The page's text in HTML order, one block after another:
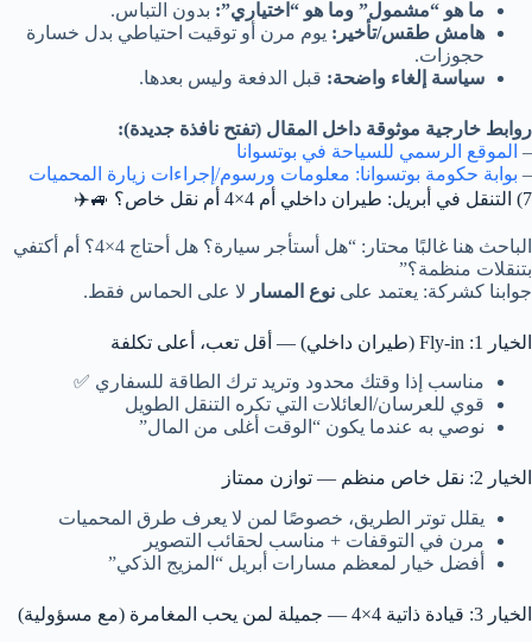
ما هو “مشمول” وما هو “اختياري”: بدون التباس.
هامش طقس/تأخير: يوم مرن أو توقيت احتياطي بدل خسارة
حجوزات.
سياسة إلغاء واضحة: قبل الدفعة وليس بعدها.
روابط خارجية موثوقة داخل المقال (تفتح نافذة جديدة):
– الموقع الرسمي للسياحة في بوتسوانا
– بوابة حكومة بوتسوانا: معلومات ورسوم/إجراءات زيارة المحميات
7) التنقل في أبريل: طيران داخلي أم 4×4 أم نقل خاص؟ 🚙✈️
الباحث هنا غالبًا محتار: “هل أستأجر سيارة؟ هل أحتاج 4×4؟ أم أكتفي
بتنقلات منظمة؟”
جوابنا كشركة: يعتمد على نوع المسار لا على الحماس فقط.
الخيار 1: Fly-in (طيران داخلي) — أقل تعب، أعلى تكلفة
مناسب إذا وقتك محدود وتريد ترك الطاقة للسفاري ✅
قوي للعرسان/العائلات التي تكره التنقل الطويل
نوصي به عندما يكون “الوقت أغلى من المال”
الخيار 2: نقل خاص منظم — توازن ممتاز
يقلل توتر الطريق، خصوصًا لمن لا يعرف طرق المحميات
مرن في التوقفات + مناسب لحقائب التصوير
أفضل خيار لمعظم مسارات أبريل “المزيج الذكي”
الخيار 3: قيادة ذاتية 4×4 — جميلة لمن يحب المغامرة (مع مسؤولية)